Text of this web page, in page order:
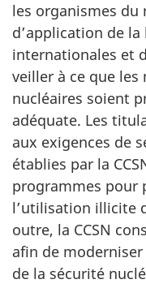
les organismes du
d’application de
internationales et
veiller à ce que
nucléaires soient
adéquate. Les
aux exigences de
établies par la
programmes pour
l’utilisation illicite
outre, la CCSN
afin de
de la sécurité